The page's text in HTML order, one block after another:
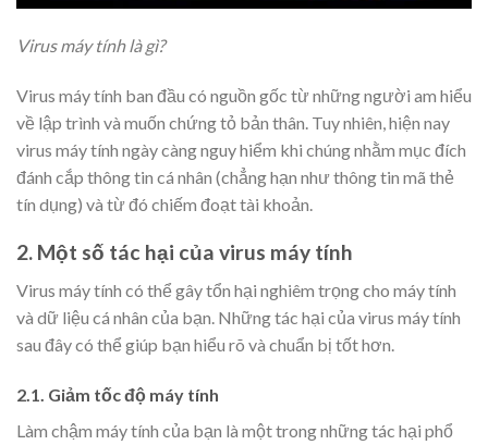
Virus máy tính là gì?
Virus máy tính ban đầu có nguồn gốc từ những người am hiểu
về lập trình và muốn chứng tỏ bản thân. Tuy nhiên, hiện nay
virus máy tính ngày càng nguy hiểm khi chúng nhằm mục đích
đánh cắp thông tin cá nhân (chẳng hạn như thông tin mã thẻ
tín dụng) và từ đó chiếm đoạt tài khoản.
2. Một số tác hại của virus máy tính
Virus máy tính có thể gây tổn hại nghiêm trọng cho máy tính
và dữ liệu cá nhân của bạn. Những tác hại của virus máy tính
sau đây có thể giúp bạn hiểu rõ và chuẩn bị tốt hơn.
2.1. Giảm tốc độ máy tính
Làm chậm máy tính của bạn là một trong những tác hại phổ